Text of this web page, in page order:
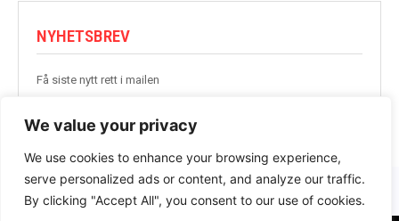
We value your privacy
We use cookies to enhance your browsing experience,
serve personalized ads or content, and analyze our traffic.
By clicking "Accept All", you consent to our use of cookies.
NYHETSBREV
Få siste nytt rett i mailen